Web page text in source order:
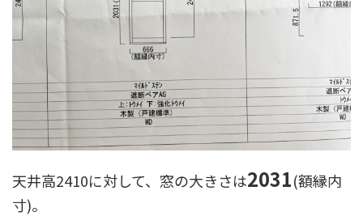
天井高2410に対して、窓の大きさは2031(額縁内
寸)。